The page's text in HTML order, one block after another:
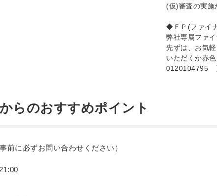
(仮)審査の実施
◆ＦＰ(ファイ
弊社専属ファ
先ずは、お気
いただくか赤
0120104795
らのおすすめポイント
前に必ずお問い合わせください）